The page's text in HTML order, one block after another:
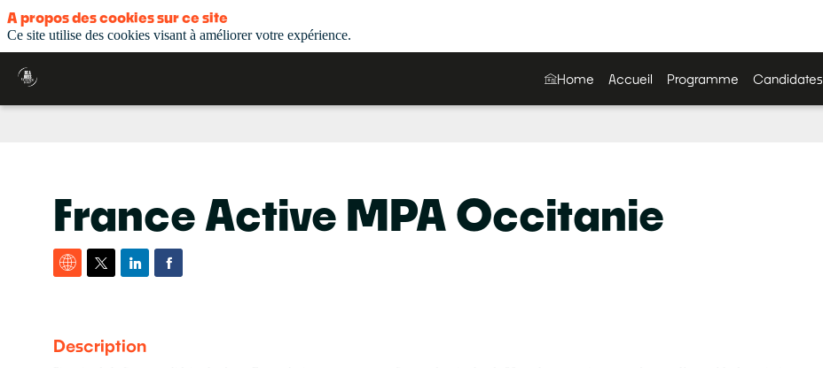
Home Accueil Programme Candidates
France Active MPA Occitanie
Description
A propos des cookies sur ce site
Ce site utilise des cookies visant à améliorer votre expérience.